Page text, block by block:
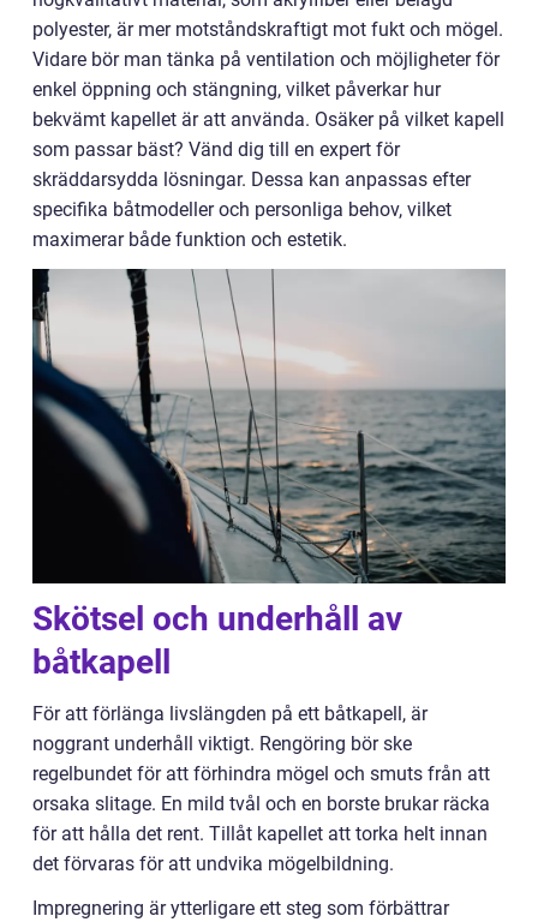
polyester, är mer motståndskraftigt mot fukt och mögel.
Vidare bör man tänka på ventilation och möjligheter för
enkel öppning och stängning, vilket påverkar hur
bekvämt kapellet är att använda. Osäker på vilket kapell
som passar bäst? Vänd dig till en expert för
skräddarsydda lösningar. Dessa kan anpassas efter
specifika båtmodeller och personliga behov, vilket
maximerar både funktion och estetik.
Skötsel och underhåll av
båtkapell
För att förlänga livslängden på ett båtkapell, är
noggrant underhåll viktigt. Rengöring bör ske
regelbundet för att förhindra mögel och smuts från att
orsaka slitage. En mild tvål och en borste brukar räcka
för att hålla det rent. Tillåt kapellet att torka helt innan
det förvaras för att undvika mögelbildning.
Impregnering är ytterligare ett steg som förbättrar